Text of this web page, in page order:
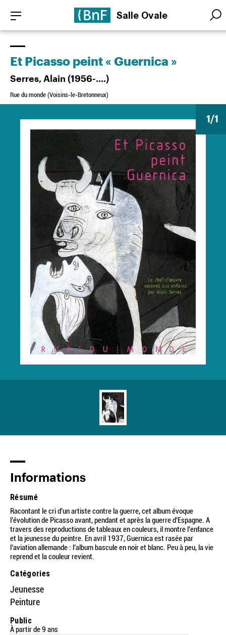
contenu
principal
Salle Ovale
1/1
Et Picasso peint « Guernica »
Serres, Alain (1956-....)
Rue du monde (Voisins-le-Bretonneux)
Informations
Résumé
Racontant le cri d’un artiste contre la guerre, cet album évoque
l’évolution de Picasso avant, pendant et après la guerre d’Espagne. A
travers des reproductions de tableaux en couleurs, il montre l’enfance
et la jeunesse du peintre. En avril 1937, Guernica est rasée par
l’aviation allemande : l’album bascule en noir et blanc. Peu à peu, la vie
reprend et la couleur revient.
Catégories
Jeunesse
Peinture
Public
À partir de 9 ans
Panneau de gestion des cookies